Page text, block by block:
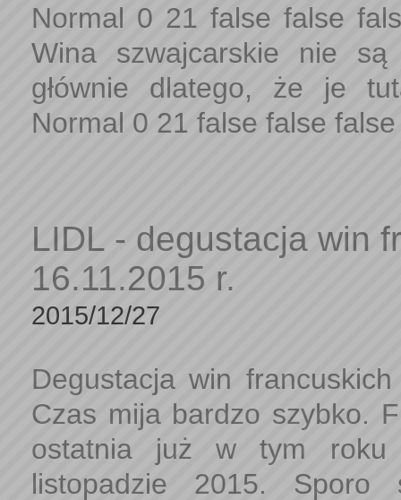
Normal 0 21 false false
Wina szwajcarskie nie
głównie dlatego, że je
Normal 0 21 false false
LIDL - degustacja win
16.11.2015 r.
2015/12/27
Degustacja win
Czas mija bardzo szybko.
ostatnia już w tym roku
listopadzie 2015. Sporo